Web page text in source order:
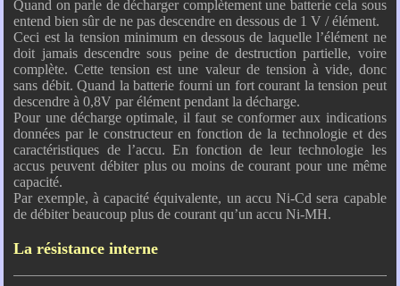
Quand on parle de décharger complètement une batterie cela sous
entend bien sûr de ne pas descendre en dessous de 1 V / élément.
Ceci est la tension minimum en dessous de laquelle l’élément ne
doit jamais descendre sous peine de destruction partielle, voire
complète. Cette tension est une valeur de tension à vide, donc
sans débit. Quand la batterie fourni un fort courant la tension peut
descendre à 0,8V par élément pendant la décharge.
Pour une décharge optimale, il faut se conformer aux indications
données par le constructeur en fonction de la technologie et des
caractéristiques de l’accu. En fonction de leur technologie les
accus peuvent débiter plus ou moins de courant pour une même
capacité.
Par exemple, à capacité équivalente, un accu Ni-Cd sera capable
de débiter beaucoup plus de courant qu’un accu Ni-MH.
La résistance interne